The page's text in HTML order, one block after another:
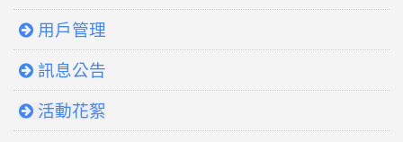
用戶管理
訊息公告
活動花絮